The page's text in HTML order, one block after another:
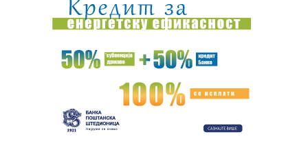
08:27:NOLE NAPRAVIO ŠOU U HERCEG NOVOM: Izašao na binu, a
onda je Kan...
08:27:Zanimljive činjenice o avionima koje možda niste znali
Pismo čitalaca: Stop krivolovu na prepelicu
08:27:Lov na luksuz i ekološku modu u second hand radnjama